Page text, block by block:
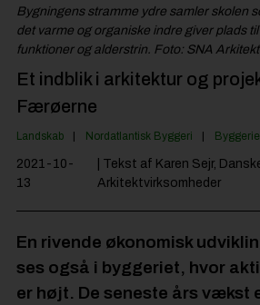
Bygningens stramme ydre samler skolen
det varme og organiske indre giver plads
funktioner og alderstrin. Foto: SNA
Et indblik i arkitektur og
Færøerne
Landskab Nordatlantisk Byggeri
2021-10-
13
| Tekst af Karen Sejr,
Arkitektvirksomheder
En rivende økonomisk
ses også i byggeriet, hvor
er højt. De seneste års vækst